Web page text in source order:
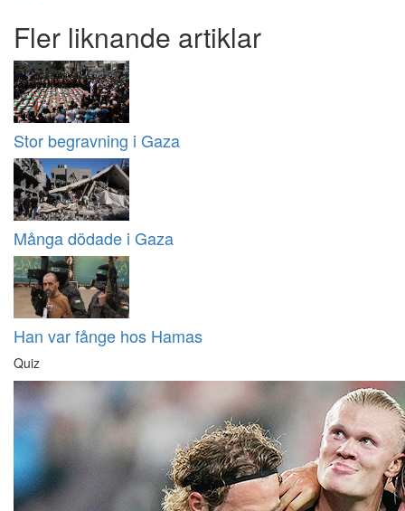
Fler liknande artiklar
Stor begravning i Gaza
Många dödade i Gaza
Han var fånge hos Hamas
Quiz